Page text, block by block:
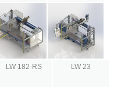
LW 182-RS LW 23